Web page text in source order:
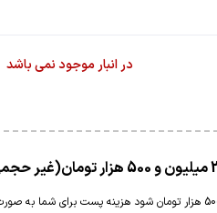
در انبار موجود نمی باشد